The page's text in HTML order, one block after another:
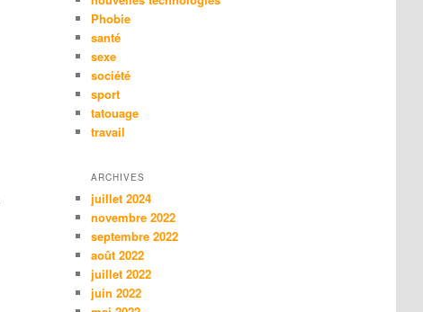
Phobie
santé
sexe
société
sport
tatouage
travail
ARCHIVES
juillet 2024
novembre 2022
septembre 2022
août 2022
juillet 2022
juin 2022